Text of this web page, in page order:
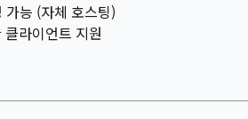
가능 (자체 호스팅)
라이언트 지원